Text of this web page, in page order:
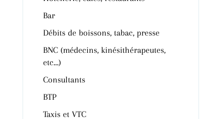
Bar
Débits de boissons, tabac, presse
BNC (médecins, kinésithérapeutes,
etc…)
Consultants
BTP
Taxis et VTC